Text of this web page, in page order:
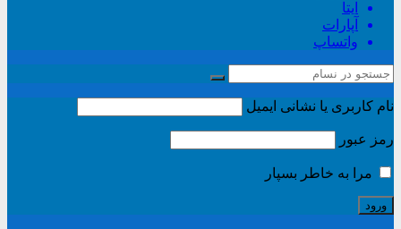
ایتا
آپارات
واتساپ
نام کاربری یا نشانی ایمیل
رمز عبور
مرا به خاطر بسپار